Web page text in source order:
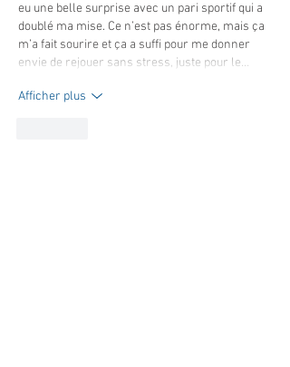
eu une belle surprise avec un pari sportif qui a
doublé ma mise. Ce n’est pas énorme, mais ça
m’a fait sourire et ça a suffi pour me donner
envie de rejouer sans stress, juste pour le…
Afficher plus